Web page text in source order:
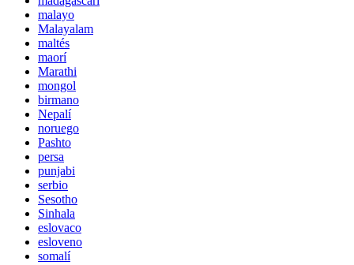
malayo
Malayalam
maltés
maorí
Marathi
mongol
birmano
Nepalí
noruego
Pashto
persa
punjabi
serbio
Sesotho
Sinhala
eslovaco
esloveno
somalí